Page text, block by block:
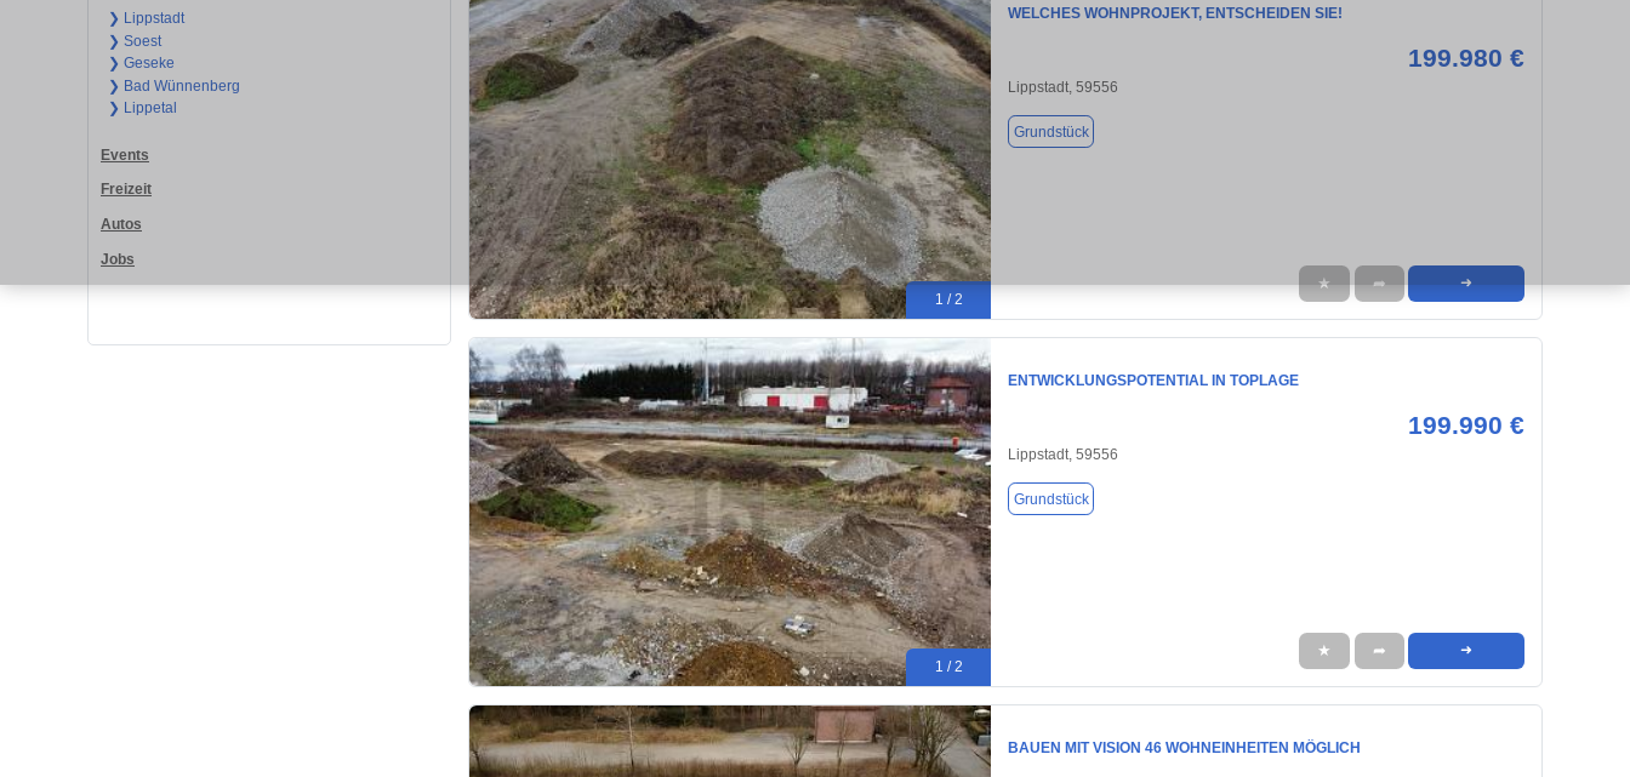
❯ Lippstadt
❯ Soest
❯ Geseke
❯ Bad Wünnenberg
❯ Lippetal
Events
Freizeit
Autos
Jobs
1 / 2
WELCHES WOHNPROJEKT, ENTSCHEIDEN SIE!
199.980 €
Lippstadt, 59556
Grundstück
★ ➦ ➜
1 / 2
ENTWICKLUNGSPOTENTIAL IN TOPLAGE
199.990 €
Lippstadt, 59556
Grundstück
★ ➦ ➜
BAUEN MIT VISION 46 WOHNEINHEITEN MÖGLICH